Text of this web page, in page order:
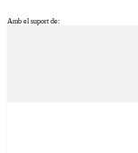
Amb el suport de: